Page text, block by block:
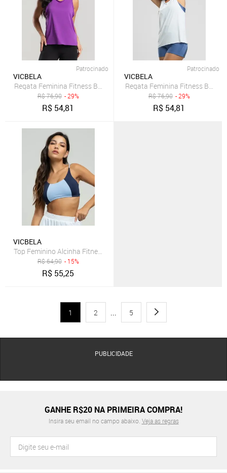
Patrocinado
VICBELA
Regata Feminina Fitness Beach Tennis Tecido DryFit Vicbela Roxo
R$76,90 - 29%
R$ 54,81
Patrocinado
VICBELA
Regata Feminina Fitness Beach
R$76,90 - 29%
R$ 54,81
VICBELA
Top Feminino Alcinha Fitness Tecido Proteção Uv 50+ Vicbela
R$64,90 - 15%
R$ 55,25
1 2 ... 5
PUBLICIDADE
GANHE R$20 NA PRIMEIRA COMPRA!
Insira seu email no campo abaixo. Veja as regras